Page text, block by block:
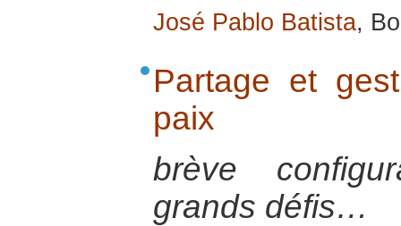
José Pablo Batista,
Partage et
paix
brève
grands défis…